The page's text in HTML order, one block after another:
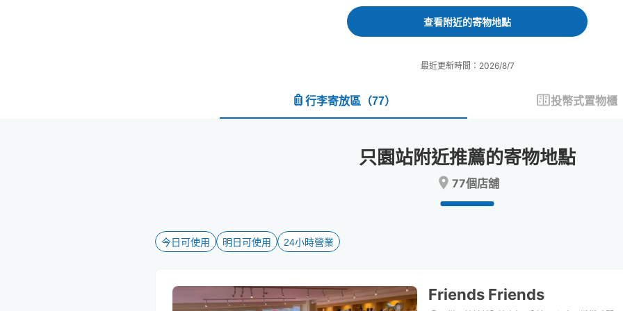
forward
to
the
calendar
select
the
changing
backward
interact
select
the
查看附近的寄物地點
最近更新時間：2026/8/7
行李寄放區 （77） 投幣式置物櫃
只園站附近推薦的寄物地點
77個店舖
今日可使用 明日可使用 24小時營業
Friends Friends